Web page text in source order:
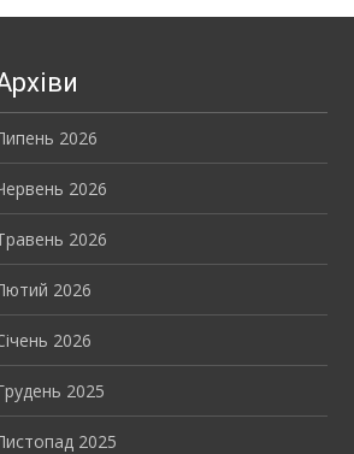
2026
2026
2026
2026
2026
2025
2025